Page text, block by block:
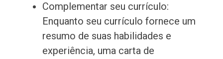
Complementar seu currículo:
Enquanto seu currículo fornece um
resumo de suas habilidades e
experiência, uma carta de